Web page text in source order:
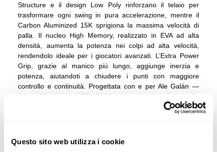
Questo sito web utilizza i cookie
Structure e il design Low Poly rinforzano il telaio per
trasformare ogni swing in pura accelerazione, mentre il
Carbon Aluminized 15K sprigiona la massima velocità di
palla. Il nucleo High Memory, realizzato in EVA ad alta
densità, aumenta la potenza nei colpi ad alta velocità,
rendendolo ideale per i giocatori avanzati. L’Extra Power
Grip, grazie al manico più lungo, aggiunge inerzia e
potenza, aiutandoti a chiudere i punti con maggiore
controllo e continuità. Progettata con e per Ale Galán —
adidas Metalbone HRD+ 2026 è per chi prende il controllo
con la forza. Quest’anno presentiamo una grande novità:
la nuova corda regolabile con un polsino imbottito, che